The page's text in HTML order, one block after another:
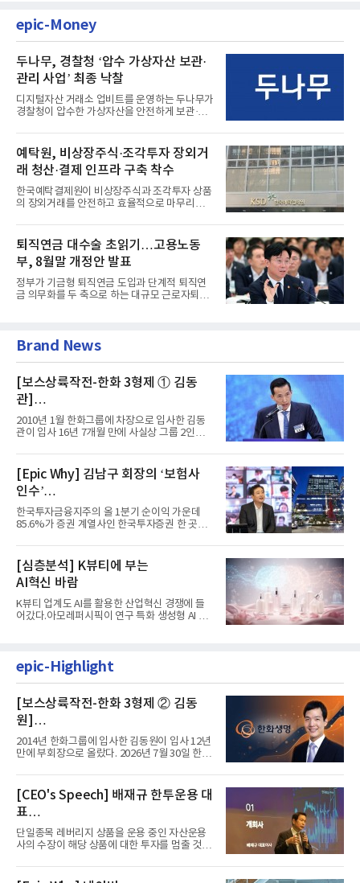
epic-Money
두나무, 경찰청 ‘압수 가상자산 보관·
관리 사업’ 최종 낙찰
디지털자산 거래소 업비트를 운영하는 두나무가
경찰청이 압수한 가상자산을 안전하게 보관·관
예탁원, 비상장주식·조각투자 장외거
래 청산·결제 인프라 구축 착수
한국예탁결제원이 비상장주식과 조각투자 상품
의 장외거래를 안전하고 효율적으로 마무리하기
퇴직연금 대수술 초읽기…고용노동
부, 8월말 개정안 발표
정부가 기금형 퇴직연금 도입과 단계적 퇴직연
금 의무화를 두 축으로 하는 대규모 근로자퇴직
Brand News
[보스상륙작전-한화 3형제 ① 김동
관]
입사 16년 만에 수석부회장 … 경영승
계 ‘초읽기’
2010년 1월 한화그룹에 차장으로 입사한 김동
관이 입사 16년 7개월 만에 사실상 그룹 2인자
[Epic Why] 김남구 회장의 ‘보험사
인수’
발걸음이 신중해진 배경은?
한국투자금융지주의 올 1분기 순이익 가운데
85.6%가 증권 계열사인 한국투자증권 한 곳에
[심층분석] K뷰티에 부는
AI혁신 바람
K뷰티 업계도 AI를 활용한 산업혁신 경쟁에 들
어갔다.아모레퍼시픽이 연구 특화 생성형 AI 플
epic-Highlight
[보스상륙작전-한화 3형제 ② 김동
원]
입사 12년 만에 금융계열 수장 등극
2014년 한화그룹에 입사한 김동원이 입사 12년
만에 부회장으로 올랐다. 2026년 7월 30일 한화
[CEO's Speech] 배재규 한투운용 대
표
“개별종목 레버리지 투자 지금이라도
멈춰라”
단일종목 레버리지 상품을 운용 중인 자산운용
사의 수장이 해당 상품에 대한 투자를 멈출 것을